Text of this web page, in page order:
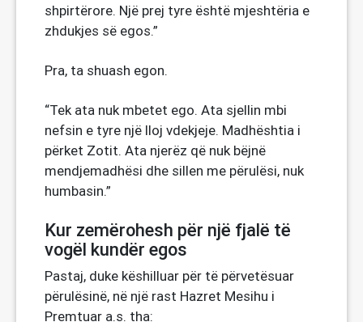
shpirtërore. Një prej tyre është mjeshtëria e
zhdukjes së egos.”
Pra, ta shuash egon.
“Tek ata nuk mbetet ego. Ata sjellin mbi
nefsin e tyre një lloj vdekjeje. Madhështia i
përket Zotit. Ata njerëz që nuk bëjnë
mendjemadhësi dhe sillen me përulësi, nuk
humbasin.”
Kur zemërohesh për një fjalë të
vogël kundër egos
Pastaj, duke këshilluar për të përvetësuar
përulësinë, në një rast Hazret Mesihu i
Premtuar a.s. tha: